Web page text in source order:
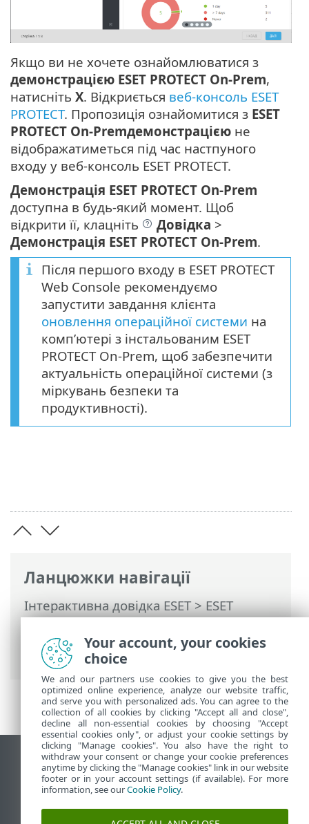
Ланцюжки навігації
Інтерактивна довідка ESET>ESET
PROTECT On-Prem>Початок роботи>
ESET PROTECTВеб-консоль>
Демонстрація ESET PROTECT On-Prem
Якщо ви не хочете ознайомлюватися з
демонстрацією ESET PROTECT On-Prem,
натисніть X. Відкриється веб-консоль ESET
PROTECT. Пропозиція ознайомитися з ESET
PROTECT On-Premдемонстрацією не
відображатиметься під час настпуного
входу у веб-консоль ESET PROTECT.
Демонстрація ESET PROTECT On-Prem
доступна в будь-який момент. Щоб
відкрити її, клацніть
Довідка >
Демонстрація ESET PROTECT On-Prem.
Після першого входу в ESET PROTECT
Web Console рекомендуємо
запустити завдання клієнта
оновлення операційної системи на
комп’ютері з інстальованим ESET
PROTECT On-Prem, щоб забезпечити
актуальність операційної системи (з
міркувань безпеки та
продуктивності).
Переглянути повну версію
End of Life
База знань ESET
Your account, your cookies
choice
We and our partners use cookies to give you the best
optimized online experience, analyze our website traffic,
and serve you with personalized ads. You can agree to the
collection of all cookies by clicking "Accept all and close",
decline all non-essential cookies by choosing "Accept
essential cookies only", or adjust your cookie settings by
clicking "Manage cookies". You also have the right to
withdraw your consent or change your cookie preferences
anytime by clicking the "Manage cookies" link in our website
footer or in your account settings (if available). For more
information, see ourCookie Policy.